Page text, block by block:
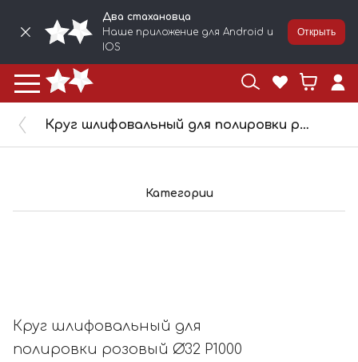
Два стахановца
Наше приложение для Android и
IOS
Открыть
Круг шлифовальный для полировки розовый Ø32 P1000 2STN 321000P
Категории
Круг шлифовальный для
полировки розовый Ø32 P1000